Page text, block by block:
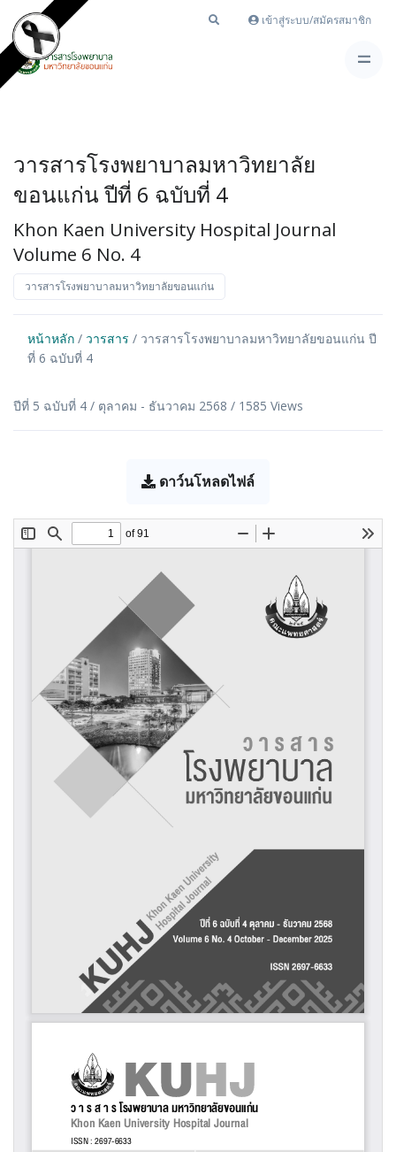
เข้าสู่ระบบ/สมัครสมาชิก
วารสารโรงพยาบาลมหาวิทยาลัย
ขอนแก่น ปีที่ 6 ฉบับที่ 4
Khon Kaen University Hospital Journal
Volume 6 No. 4
วารสารโรงพยาบาลมหาวิทยาลัยขอนแก่น
หน้าหลัก / วารสาร / วารสารโรงพยาบาลมหาวิทยาลัยขอนแก่น ปี
ที่ 6 ฉบับที่ 4
ปีที่ 5 ฉบับที่ 4 / ตุลาคม - ธันวาคม 2568 / 1585 Views
ดาว์นโหลดไฟล์